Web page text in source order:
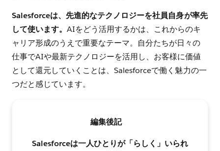
Salesforceは、先進的なテクノロジーを社員自身が率先
して使います。AIをどう活用するかは、これからのキ
ャリア形成のうえで重要なテーマ。自分たちが日々の
仕事でAIや最新テクノロジーを活用し、お客様に価値
として還元していくことは、Salesforceで働く魅力の一
つだと感じています。
編集後記
Salesforceは一人ひとりが「らしく」いられ